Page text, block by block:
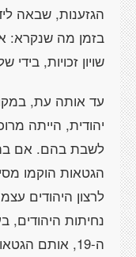
בזמן מה שנקרא:
שויון זכויות, בידי
עד אותה עת,
יהודית, הייתה
הגטאות הוקמו
לרצון היהודים
נחיתות היהודים,
ה-19, אותם